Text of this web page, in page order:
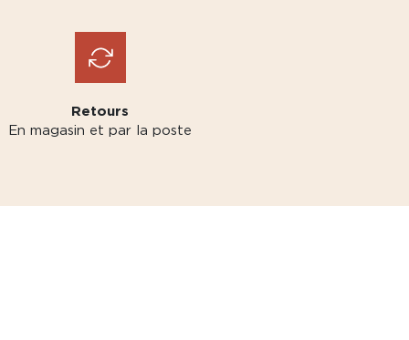
Retours
En magasin et par la poste